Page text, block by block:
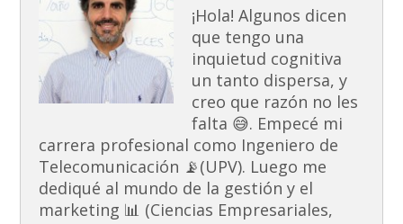
¡Hola! Algunos dicen
que tengo una
inquietud cognitiva
un tanto dispersa, y
creo que razón no les
falta 😅. Empecé mi
carrera profesional como Ingeniero de
Telecomunicación 📡(UPV). Luego me
dediqué al mundo de la gestión y el
marketing 📊 (Ciencias Empresariales,